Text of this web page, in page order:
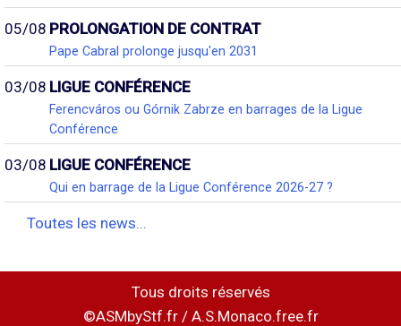
05/08 PROLONGATION DE CONTRAT
Pape Cabral prolonge jusqu'en 2031
03/08 LIGUE CONFÉRENCE
Ferencváros ou Górnik Zabrze en barrages de la Ligue
Conférence
03/08 LIGUE CONFÉRENCE
Qui en barrage de la Ligue Conférence 2026-27 ?
Toutes les news...
Tous droits réservés
©ASMbyStf.fr / A.S.Monaco.free.fr